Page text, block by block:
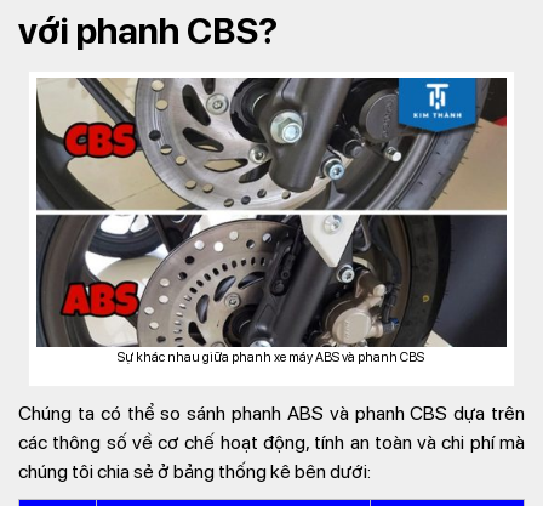
với phanh CBS?
Sự khác nhau giữa phanh xe máy ABS và phanh CBS
Chúng ta có thể so sánh phanh ABS và phanh CBS dựa trên
các thông số về cơ chế hoạt động, tính an toàn và chi phí mà
chúng tôi chia sẻ ở bảng thống kê bên dưới: